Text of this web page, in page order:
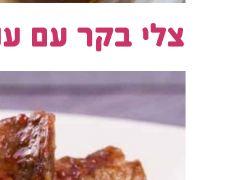
צלי בקר עם